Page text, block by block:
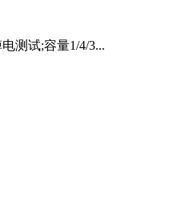
测试;容量1/4/3...